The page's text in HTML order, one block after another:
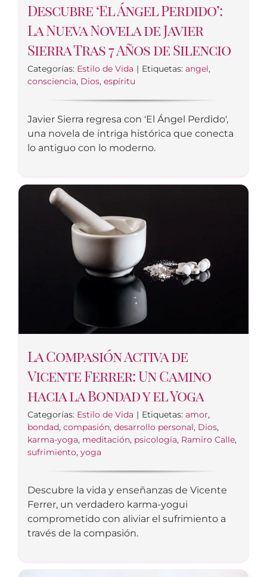
Descubre ‘El Ángel Perdido’:
La Nueva Novela de Javier
Sierra Tras 7 Años de Silencio
Categorías: Estilo de Vida | Etiquetas: angel,
consciencia, Dios, espíritu
Javier Sierra regresa con 'El Ángel Perdido',
una novela de intriga histórica que conecta
lo antiguo con lo moderno.
La Compasión Activa de
Vicente Ferrer: Un Camino
hacia la Bondad y el Yoga
Categorías: Estilo de Vida | Etiquetas: amor,
bondad, compasión, desarrollo personal, Dios,
karma-yoga, meditación, psicología, Ramiro Calle,
sufrimiento, yoga
Descubre la vida y enseñanzas de Vicente
Ferrer, un verdadero karma-yogui
comprometido con aliviar el sufrimiento a
través de la compasión.